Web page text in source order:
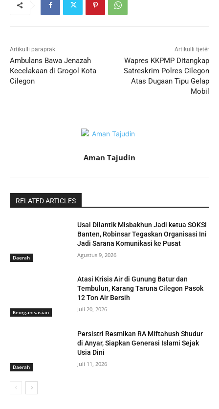
Artikulli paraprak
Ambulans Bawa Jenazah
Kecelakaan di Grogol Kota
Cilegon
Artikulli tjetër
Wapres KKPMP Ditangkap
Satreskrim Polres Cilegon
Atas Dugaan Tipu Gelap
Mobil
Aman Tajudin
RELATED ARTICLES
Daerah
Usai Dilantik Misbakhun Jadi ketua SOKSI
Banten, Robinsar Tegaskan Organisasi Ini
Jadi Sarana Komunikasi ke Pusat
Agustus 9, 2026
Keorganisasian
Atasi Krisis Air di Gunung Batur dan
Tembulun, Karang Taruna Cilegon Pasok
12 Ton Air Bersih
Juli 20, 2026
Daerah
Persistri Resmikan RA Miftahush Shudur
di Anyar, Siapkan Generasi Islami Sejak
Usia Dini
Juli 11, 2026